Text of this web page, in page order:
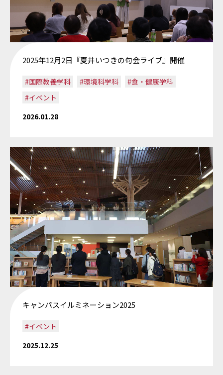
2025年12月2日『夏井いつきの句会ライブ』開催
#国際教養学科 #環境科学科
#食・健康学科
#イベント
2026.01.28
キャンパスイルミネーション2025
#イベント
2025.12.25